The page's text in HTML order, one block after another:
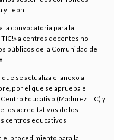
y León
la convocatoria para la
a centros docentes no
públicos de la Comunidad de
se actualiza el anexo al
por el que se aprueba el
Educativo (Madurez TIC) y
acreditativos de los
centros educativos
el procedimiento para la